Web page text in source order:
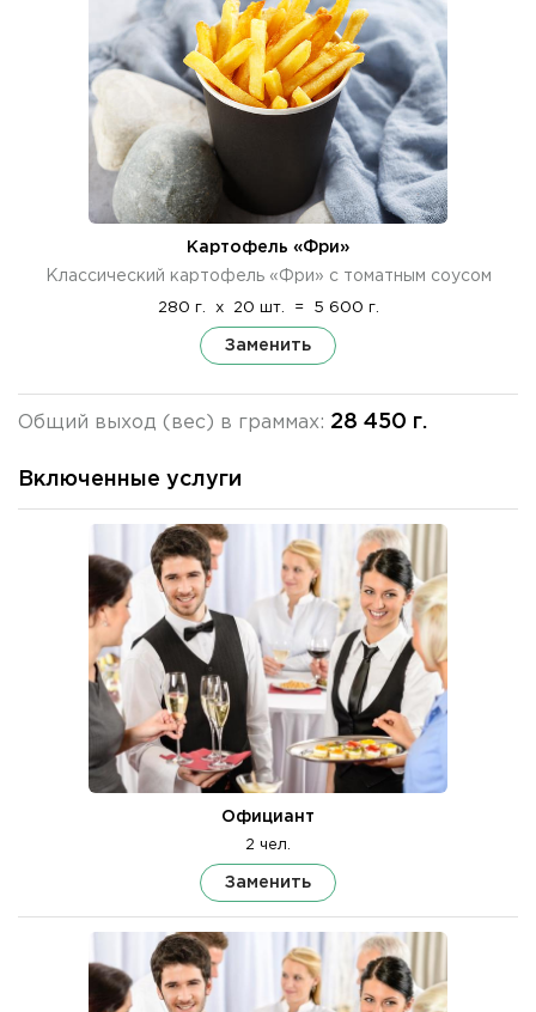
Картофель «Фри»
Классический картофель «Фри» с томатным соусом
280 г. x 20 шт. = 5 600 г.
Заменить
Общий выход (вес) в граммах: 28 450 г.
Включенные услуги
Официант
2 чел.
Заменить